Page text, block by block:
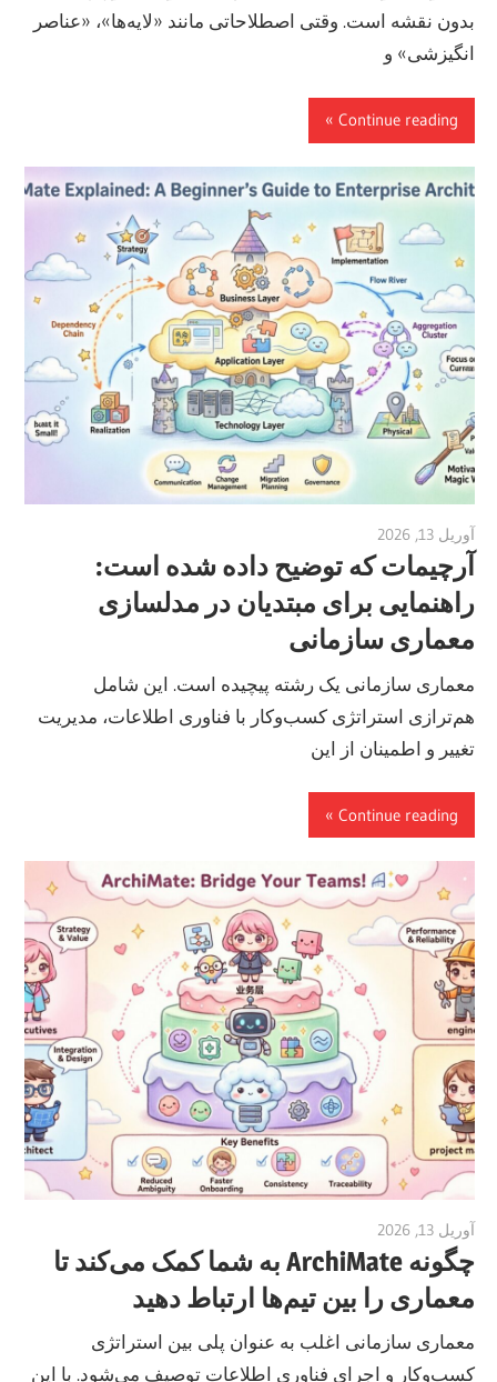
بدون نقشه است. وقتی اصطلاحاتی مانند «لایه‌ها»، «عناصر
انگیزشی» و
Continue reading
آوریل 13, 2026
آرچیمات که توضیح داده شده است:
راهنمایی برای مبتدیان در مدلسازی
معماری سازمانی
معماری سازمانی یک رشته پیچیده است. این شامل
هم‌ترازی استراتژی کسب‌وکار با فناوری اطلاعات، مدیریت
تغییر و اطمینان از این
Continue reading
آوریل 13, 2026
چگونه ArchiMate به شما کمک می‌کند تا
معماری را بین تیم‌ها ارتباط دهید
معماری سازمانی اغلب به عنوان پلی بین استراتژی
کسب‌وکار و اجرای فناوری اطلاعات توصیف می‌شود. با این